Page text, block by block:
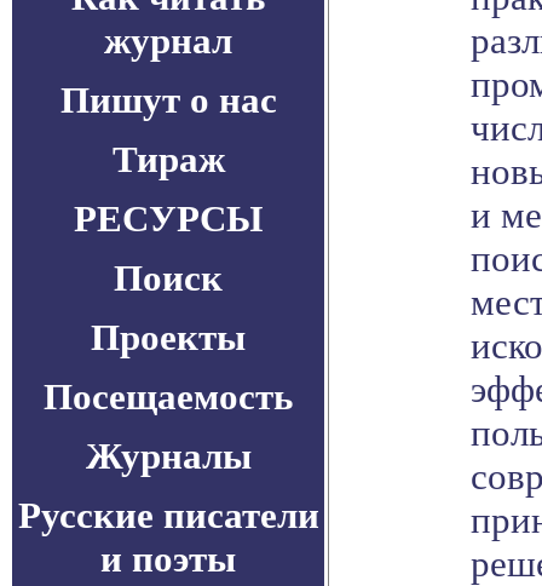
журнал
Пишут о нас
Тираж
РЕСУРСЫ
Поиск
Проекты
Посещаемость
Журналы
Русские писатели
и поэты
и